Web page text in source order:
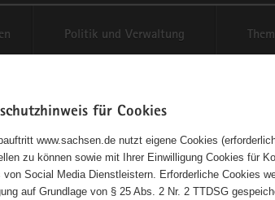
Politik und Verwaltung
für Cookies
www.sachsen.de nutzt eigene Cookies
zu können sowie mit Ihrer Einwilligung Cookies für
von Social Media Dienstleistern. Erforderliche Cookies
auf Grundlage von § 25 Abs. 2 Nr. 2 TTDSG